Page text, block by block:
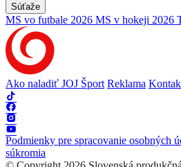
Súťaže
MS vo futbale 2026 MS v hokeji 2026
Ako naladiť JOJ Šport Reklama
Podmienky pre spracovanie osobných
súkromia